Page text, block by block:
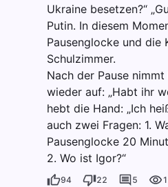
Ukraine besetzen?“
Putin. In diesem
Pausenglocke und die
Schulzimmer.
Nach der Pause
wieder auf: „Habt ihr
hebt die Hand: „Ich
auch zwei Fragen: 1.
Pausenglocke 20
2. Wo ist Igor?“
94 22 5